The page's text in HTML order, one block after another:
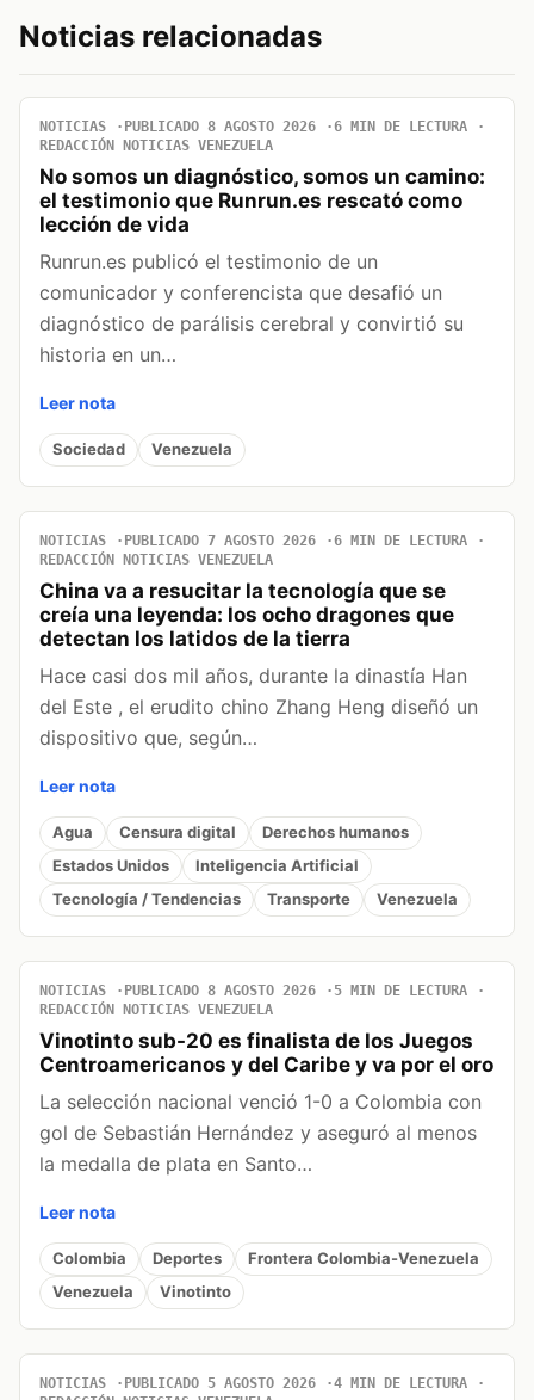
Noticias relacionadas
NOTICIAS PUBLICADO 8 AGOSTO 2026
6 MIN DE LECTURA
REDACCIÓN NOTICIAS VENEZUELA
No somos un diagnóstico, somos un camino:
el testimonio que Runrun.es rescató como
lección de vida
Runrun.es publicó el testimonio de un
comunicador y conferencista que desafió un
diagnóstico de parálisis cerebral y convirtió su
historia en un…
Leer nota
Sociedad Venezuela
NOTICIAS PUBLICADO 7 AGOSTO 2026
6 MIN DE LECTURA
REDACCIÓN NOTICIAS VENEZUELA
China va a resucitar la tecnología que se
creía una leyenda: los ocho dragones que
detectan los latidos de la tierra
Hace casi dos mil años, durante la dinastía Han
del Este , el erudito chino Zhang Heng diseñó un
dispositivo que, según…
Leer nota
Agua Censura digital
Derechos humanos
Estados Unidos
Inteligencia Artificial
Tecnología / Tendencias
Transporte Venezuela
NOTICIAS PUBLICADO 8 AGOSTO 2026
5 MIN DE LECTURA
REDACCIÓN NOTICIAS VENEZUELA
Vinotinto sub-20 es finalista de los Juegos
Centroamericanos y del Caribe y va por el oro
La selección nacional venció 1-0 a Colombia con
gol de Sebastián Hernández y aseguró al menos
la medalla de plata en Santo…
Leer nota
Colombia Deportes
Frontera Colombia-Venezuela
Venezuela
Vinotinto
NOTICIAS PUBLICADO 5 AGOSTO 2026
4 MIN DE LECTURA